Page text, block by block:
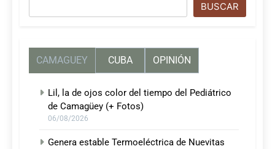
BUSCAR
CAMAGUEY CUBA OPINIÓN
Lil, la de ojos color del tiempo del Pediátrico
de Camagüey (+ Fotos)
06/08/2026
Genera estable Termoeléctrica de Nuevitas